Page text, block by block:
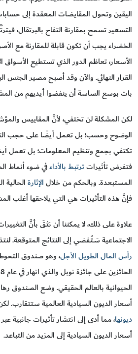
اليقين وتحول المقايضات المعقدة إلى
التسعير تسمح بمقارنة التفاح بالبرتقال،
الخضراء يجب أن تكون قابلة للمقارنة مع
الأسعار، تعاظم الدور الذي تستطيع الأسواق
القرار النهائي. والآن وقد أصبح مصير الجنس
بات بوسع الساسة أن ينفضوا أيديهم من
لكن المشكلة لن تختفي، لأنَّ المقاييس
الوضوح وحسب؛ بل تعمل أيضًا على حجب
تكتفي بجمع وتنظيم المعلومات؛ بل تعمل
فتفرض تأثيراتترتبط بالأداءفي ضوء أنماط
المستبعدة. وبالحكم من خلالالإثارةالحالية
فإنَّ هذه التأثيرات هي التي يلاحقها أغلب
علاوة على ذلك، لا يمكننا أن نثقَ بأنَّ
الاجتماعية سَـتُـفضي إلى النتائج المتوقعة.
رأس المال الطويل الأجل، وهو صندوق
الحيوانية بالعالم الحقيقي. وضع الصندوق
أسعار الديون السيادية العالمية ستتقارب.
ديونها، مما أدى إلى انتشار تأثيرات جانبية
أسعار الديون السيادية إلى المزيد من التباعد.